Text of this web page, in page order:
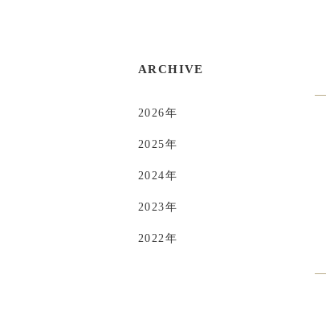
ARCHIVE
2026年
2025年
2024年
2023年
2022 年